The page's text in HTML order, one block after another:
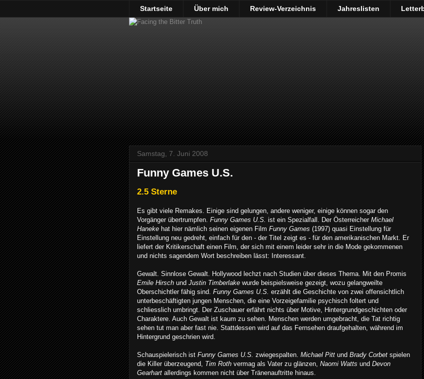
Startseite Über mich Review-Verzeichnis Jahreslisten
Samstag, 7. Juni 2008
Funny Games U.S.
2.5 Sterne
Es gibt viele Remakes. Einige sind gelungen, andere weniger, einige können sogar den
Vorgänger übertrumpfen. Funny Games U.S. ist ein Spezialfall. Der Österreicher Michael
Haneke hat hier nämlich seinen eigenen Film Funny Games (1997) quasi Einstellung für
Einstellung neu gedreht, einfach für den - der Titel zeigt es - für den amerikanischen Markt. Er
liefert der Kritikerschaft einen Film, der sich mit einem leider sehr in die Mode gekommenen
und nichts sagendem Wort beschreiben lässt: Interessant.
Gewalt. Sinnlose Gewalt. Hollywood lechzt nach Studien über dieses Thema. Mit den Promis
Emile Hirsch und Justin Timberlake wurde beispielsweise gezeigt, wozu gelangweilte
Oberschichtler fähig sind. Funny Games U.S. erzählt die Geschichte von zwei offensichtlich
unterbeschäftigten jungen Menschen, die eine Vorzeigefamilie psychisch foltert und
schliesslich umbringt. Der Zuschauer erfährt nichts über Motive, Hintergrundgeschichten oder
Charaktere. Auch Gewalt ist kaum zu sehen. Menschen werden umgebracht, die Tat richtig
sehen tut man aber fast nie. Stattdessen wird auf das Fernsehen draufgehalten, während im
Hintergrund geschrien wird.
Schauspielerisch ist Funny Games U.S. zwiegespalten. Michael Pitt und Brady Corbet spielen
die Killer überzeugend,
Tim Roth vermag als Vater zu glänzen, Naomi Watts und Devon
Gearhart allerdings kommen nicht über Tränenauftritte hinaus.